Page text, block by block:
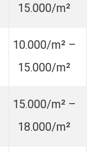
15.000/m²
10.000/m² –
15.000/m²
15.000/m² –
18.000/m²